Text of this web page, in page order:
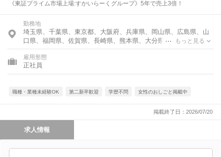
《東証プライム市場上場:すかいらーくグループ》5年で売上3倍！
勤務地
埼玉県、千葉県、東京都、大阪府、兵庫県、岡山県、広島県、山
口県、福岡県、佐賀県、長崎県、熊本県、大分県、宮崎県、鹿児
島県
もっと見る
雇用形態
正社員
職種・業種未経験OK 第二新卒歓迎 学歴不問 女性のおしごと掲載中
掲載終了日：2026/07/20
求人情報